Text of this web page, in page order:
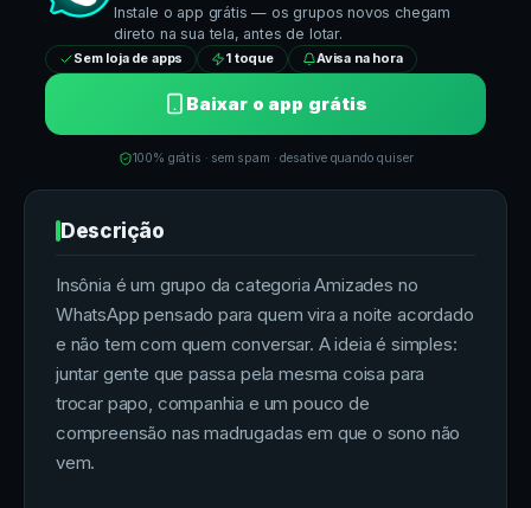
Instale o app grátis — os grupos novos chegam
direto na sua tela, antes de lotar.
Sem loja de apps 1 toque Avisa na hora
Baixar o app grátis
100% grátis · sem spam · desative quando quiser
Descrição
Insônia é um grupo da categoria Amizades no
WhatsApp pensado para quem vira a noite acordado
e não tem com quem conversar. A ideia é simples:
juntar gente que passa pela mesma coisa para
trocar papo, companhia e um pouco de
compreensão nas madrugadas em que o sono não
vem.